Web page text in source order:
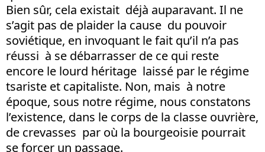
Bien sûr, cela existait déjà auparavant. Il ne
s’agit pas de plaider la cause du pouvoir
soviétique, en invoquant le fait qu’il n’a pas
réussi à se débarrasser de ce qui reste
encore le lourd héritage laissé par le régime
tsariste et capitaliste. Non, mais à notre
époque, sous notre régime, nous constatons
l’existence, dans le corps de la classe ouvrière,
de crevasses par où la bourgeoisie pourrait
se forcer un passage.